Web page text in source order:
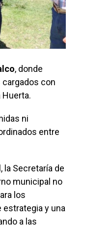
, donde
con
ni
entre
, la Secretaría de
municipal no
los
y una
a las